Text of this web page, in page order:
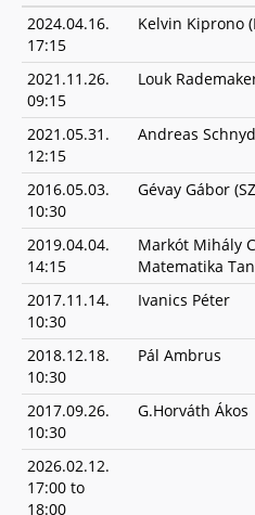
2024.04.16.
17:15
Kelvin Kiprono
2021.11.26.
09:15
Louk
2021.05.31.
12:15
Andreas
2016.05.03.
10:30
Gévay Gábor
2019.04.04.
14:15
Markót Mihály
Matematika
2017.11.14.
10:30
Ivanics Péter
2018.12.18.
10:30
Pál Ambrus
2017.09.26.
10:30
G.Horváth Ákos
2026.02.12.
17:00 to
18:00